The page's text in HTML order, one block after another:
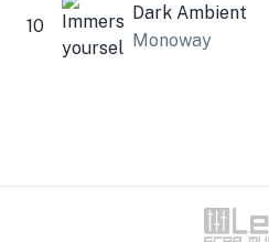
10
Dark Ambient
Monoway